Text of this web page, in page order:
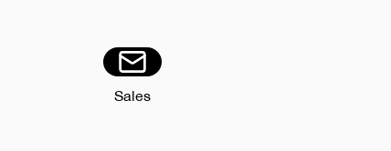
Sales